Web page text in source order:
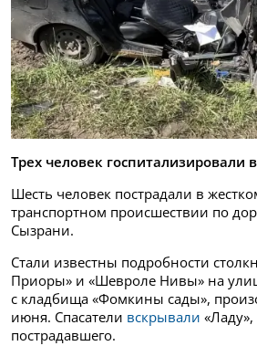
Трех человек госпитализировали
Шесть человек пострадали в
транспортном происшествии по
Сызрани.
Стали известны подробности
Приоры» и «Шевроле Нивы» на
с кладбища «Фомкины сады»,
июня. Спасатели вскрывали
пострадавшего.